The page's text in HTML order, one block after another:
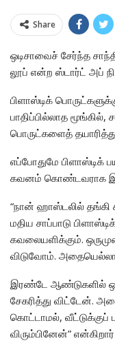
Share
ஒடிசாவைச் சேர்ந்த
லூப் என்ற ஸ்டார்ட் அப்
பிளாஸ்டிக்
பாதிப்பில்லாத
பொருட்களைத்
எப்போதுமே
கவனம் கொண்டவராக
“நான் ஹாஸ்டலில் தங்கி
மதிய சாப்பாடு
கவலையளிக்கும்.
விடுவோம்.
இரண்டே ஆண்டுகளில்
சேகரித்து விட்டேன்.
கொட்டாமல், வீட்டுக்குப்
விரும்பினேன்”